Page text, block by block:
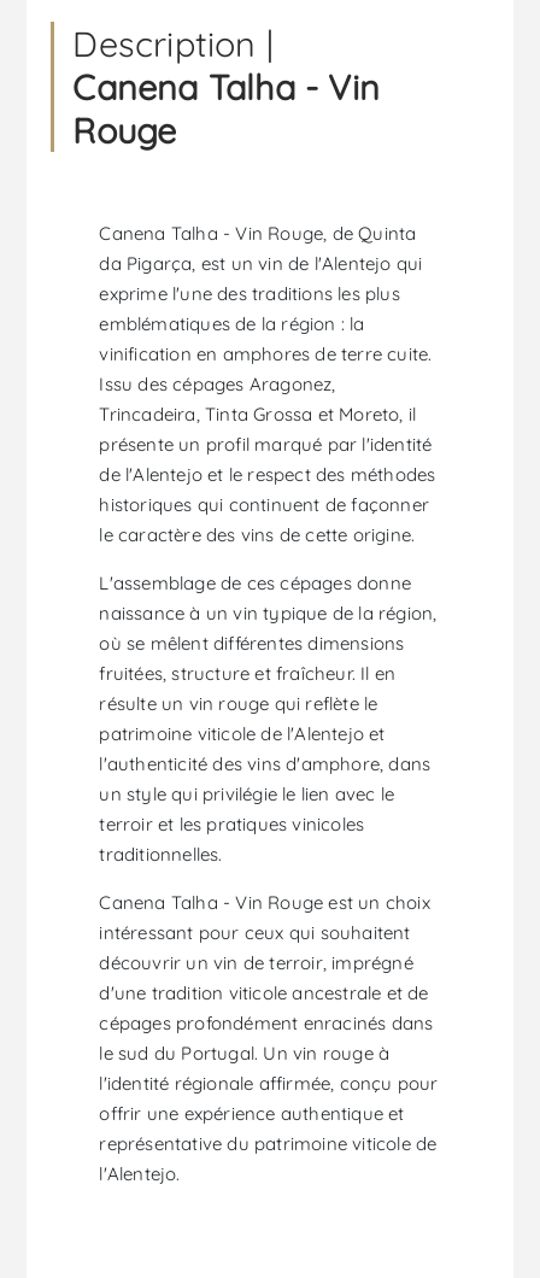
Description |
Canena Talha - Vin
Rouge
Canena Talha - Vin Rouge, de Quinta
da Pigarça, est un vin de l'Alentejo qui
exprime l'une des traditions les plus
emblématiques de la région : la
vinification en amphores de terre cuite.
Issu des cépages Aragonez,
Trincadeira, Tinta Grossa et Moreto, il
présente un profil marqué par l'identité
de l'Alentejo et le respect des méthodes
historiques qui continuent de façonner
le caractère des vins de cette origine.
L'assemblage de ces cépages donne
naissance à un vin typique de la région,
où se mêlent différentes dimensions
fruitées, structure et fraîcheur. Il en
résulte un vin rouge qui reflète le
patrimoine viticole de l'Alentejo et
l'authenticité des vins d'amphore, dans
un style qui privilégie le lien avec le
terroir et les pratiques vinicoles
traditionnelles.
Canena Talha - Vin Rouge est un choix
intéressant pour ceux qui souhaitent
découvrir un vin de terroir, imprégné
d'une tradition viticole ancestrale et de
cépages profondément enracinés dans
le sud du Portugal. Un vin rouge à
l'identité régionale affirmée, conçu pour
offrir une expérience authentique et
représentative du patrimoine viticole de
l'Alentejo.